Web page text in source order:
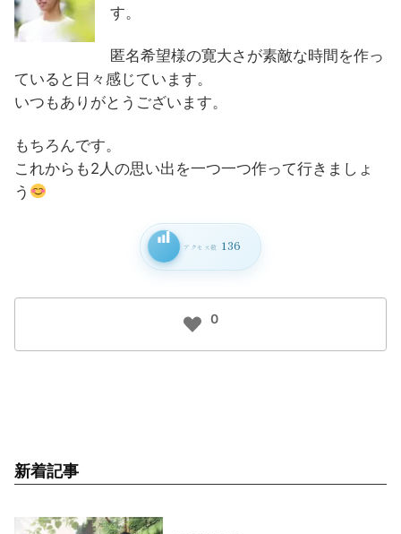
す。
匿名希望様の寛大さが素敵な時間を作っ
ていると日々感じています。
いつもありがとうございます。
もちろんです。
これからも2人の思い出を一つ一つ作って行きましょ
う
アクセス数 136
0
新着記事